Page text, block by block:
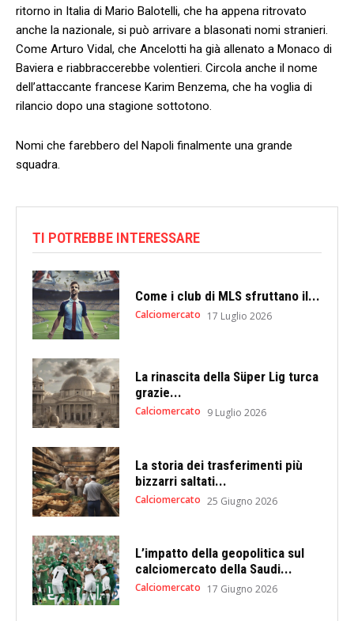
ritorno in Italia di Mario Balotelli, che ha appena ritrovato
anche la nazionale, si può arrivare a blasonati nomi stranieri.
Come Arturo Vidal, che Ancelotti ha già allenato a Monaco di
Baviera e riabbraccerebbe volentieri. Circola anche il nome
dell’attaccante francese Karim Benzema, che ha voglia di
rilancio dopo una stagione sottotono.
Nomi che farebbero del Napoli finalmente una grande
squadra.
TI POTREBBE INTERESSARE
Come i club di MLS sfruttano il...
Calciomercato 17 Luglio 2026
La rinascita della Süper Lig turca
grazie...
Calciomercato 9 Luglio 2026
La storia dei trasferimenti più
bizzarri saltati...
Calciomercato 25 Giugno 2026
L’impatto della geopolitica sul
calciomercato della Saudi...
Calciomercato 17 Giugno 2026